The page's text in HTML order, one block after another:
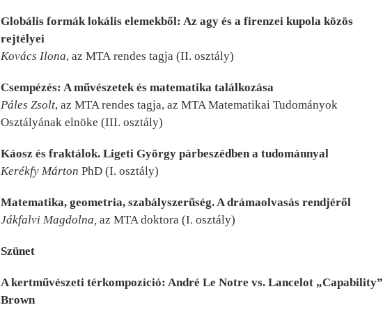
Globális formák lokális elemekből: Az agy és a firenzei kupola közös
rejtélyei
Kovács Ilona, az MTA rendes tagja (II. osztály)
Csempézés: A művészetek és matematika találkozása
Páles Zsolt, az MTA rendes tagja, az MTA Matematikai Tudományok
Osztályának elnöke (III. osztály)
Káosz és fraktálok. Ligeti György párbeszédben a tudománnyal
Kerékfy Márton PhD (I. osztály)
Matematika, geometria, szabályszerűség. A drámaolvasás rendjéről
Jákfalvi Magdolna, az MTA doktora (I. osztály)
Szünet
A kertművészeti térkompozíció: André Le Notre vs. Lancelot „Capability”
Brown